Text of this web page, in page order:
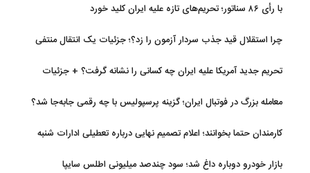
با رأی ۸۶ سناتور؛ تحریم‌های تازه علیه ایران کلید خورد
چرا استقلال قید جذب سردار آزمون را زد؟؛ جزئیات یک انتقال منتفی
تحریم جدید آمریکا علیه ایران چه کسانی را نشانه گرفت؟ + جزئیات
معامله بزرگ در فوتبال ایران؛ گزینه پرسپولیس با چه رقمی جابه‌جا شد؟
کارمندان حتما بخوانند؛ اعلام تصمیم نهایی درباره تعطیلی ادارات شنبه
بازار خودرو دوباره داغ شد؛ سود چندصد میلیونی اطلس سایپا